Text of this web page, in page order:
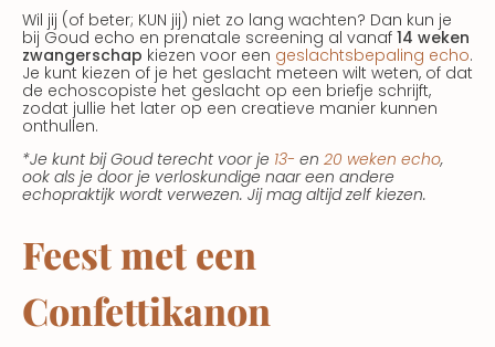
Wil jij (of beter; KUN jij) niet zo lang wachten? Dan kun je
bij Goud echo en prenatale screening al vanaf 14 weken
zwangerschap kiezen voor een geslachtsbepaling echo.
Je kunt kiezen of je het geslacht meteen wilt weten, of dat
de echoscopiste het geslacht op een briefje schrijft,
zodat jullie het later op een creatieve manier kunnen
onthullen.
*Je kunt bij Goud terecht voor je 13- en 20 weken echo,
ook als je door je verloskundige naar een andere
echopraktijk wordt verwezen. Jij mag altijd zelf kiezen.
Feest met een
Confettikanon